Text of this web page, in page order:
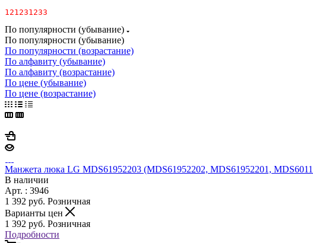
121231233
По популярности (убывание)
По популярности (убывание)
По популярности (возрастание)
По алфавиту (убывание)
По алфавиту (возрастание)
По цене (убывание)
По цене (возрастание)
Манжета люка LG MDS61952203 (MDS61952202, MDS61952201,
В наличии
Арт. : 3946
1 392 руб. Розничная
Варианты цен
1 392 руб. Розничная
Подробности